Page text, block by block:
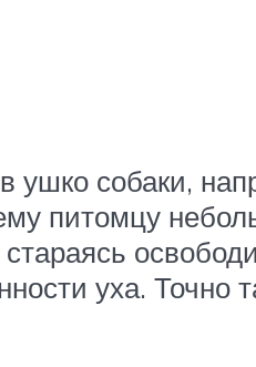
собаки,
питомцу
уха.